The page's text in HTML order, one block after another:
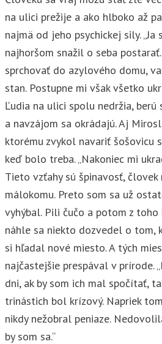
na ulici prežije a ako hlboko až
najmä od jeho psychickej sily.
najhoršom snažil o seba
sprchovať do azylového domu,
stan. Postupne mi však všetko
Ľudia na ulici spolu nedržia, berú
a navzájom sa okrádajú. Aj
ktorému zvykol navariť šošovicu
keď bolo treba. „Nakoniec mi
Tieto vzťahy sú špinavosť,
málokomu. Preto som sa už
vyhýbal. Pili čučo a potom z toho
náhle sa niekto dozvedel o tom,
si hľadal nové miesto. A tých
najčastejšie prespával v prírode.
dni, ak by som ich mal spočítať,
trinástich bol krízový. Napriek
nikdy nežobral peniaze.
by som sa.“